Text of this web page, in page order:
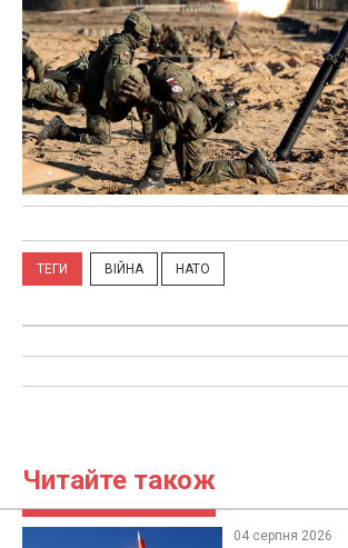
ТЕГИ ВІЙНА НАТО
Читайте також
04 серпня 2026